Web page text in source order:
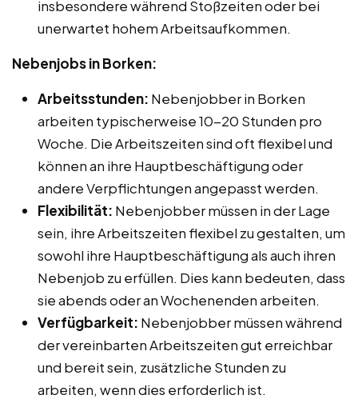
insbesondere während Stoßzeiten oder bei
unerwartet hohem Arbeitsaufkommen.
Nebenjobs in Borken:
Arbeitsstunden: Nebenjobber in Borken
arbeiten typischerweise 10-20 Stunden pro
Woche. Die Arbeitszeiten sind oft flexibel und
können an ihre Hauptbeschäftigung oder
andere Verpflichtungen angepasst werden.
Flexibilität: Nebenjobber müssen in der Lage
sein, ihre Arbeitszeiten flexibel zu gestalten, um
sowohl ihre Hauptbeschäftigung als auch ihren
Nebenjob zu erfüllen. Dies kann bedeuten, dass
sie abends oder an Wochenenden arbeiten.
Verfügbarkeit: Nebenjobber müssen während
der vereinbarten Arbeitszeiten gut erreichbar
und bereit sein, zusätzliche Stunden zu
arbeiten, wenn dies erforderlich ist.